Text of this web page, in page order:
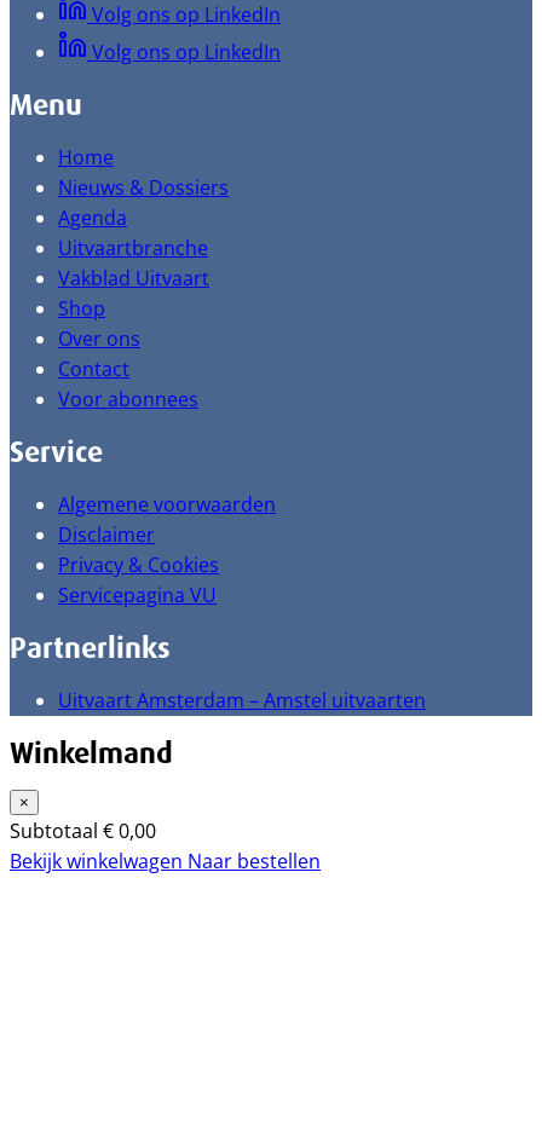
Volg ons op LinkedIn
Volg ons op LinkedIn
Menu
Home
Nieuws & Dossiers
Agenda
Uitvaartbranche
Vakblad Uitvaart
Shop
Over ons
Contact
Voor abonnees
Service
Algemene voorwaarden
Disclaimer
Privacy & Cookies
Servicepagina VU
Partnerlinks
Uitvaart Amsterdam – Amstel uitvaarten
Winkelmand
×
Subtotaal €0,00
Bekijk winkelwagen Naar bestellen